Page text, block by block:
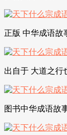
正版 中华成语故
出自于 大道之行
图书中华成语故